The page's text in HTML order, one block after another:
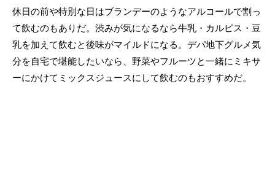
休日の前や特別な日はブランデーのようなアルコールで割っ
て飲むのもありだ。渋みが気になるなら牛乳・カルピス・豆
乳を加えて飲むと後味がマイルドになる。デパ地下グルメ気
分を自宅で堪能したいなら、野菜やフルーツと一緒にミキサ
ーにかけてミックスジュースにして飲むのもおすすめだ。